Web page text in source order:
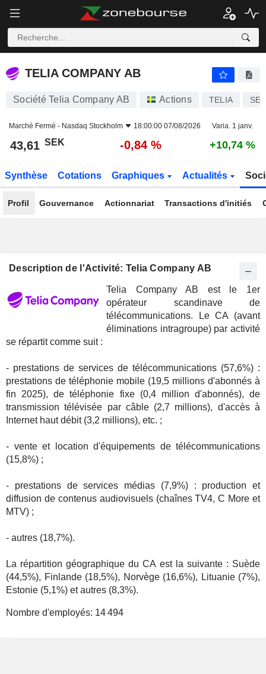
TELIA COMPANY AB
TELIA COMPANY AB
Société Telia Company AB Actions TELIA
Marché Fermé - Nasdaq Stockholm 18:00:00 07/08/2026 Varia. 1 janv.
43,61 SEK -0,84 % +10,74 %
Synthèse Cotations Graphiques Actualités
Profil Gouvernance Actionnariat Transactions d'initiés
Description de l'Activité: Telia Company AB
Telia Company AB est le 1er
opérateur scandinave de
télécommunications. Le CA (avant
éliminations intragroupe) par activité
se répartit comme suit :
- prestations de services de télécommunications (57,6%) :
prestations de téléphonie mobile (19,5 millions d'abonnés à
fin 2025), de téléphonie fixe (0,4 million d'abonnés), de
transmission télévisée par câble (2,7 millions), d'accès à
Internet haut débit (3,2 millions), etc. ;
- vente et location d'équipements de télécommunications
(15,8%) ;
- prestations de services médias (7,9%) : production et
diffusion de contenus audiovisuels (chaînes TV4, C More et
MTV) ;
- autres (18,7%).
La répartition géographique du CA est la suivante : Suède
(44,5%), Finlande (18,5%), Norvège (16,6%), Lituanie (7%),
Estonie (5,1%) et autres (8,3%).
Nombre d'employés: 14 494